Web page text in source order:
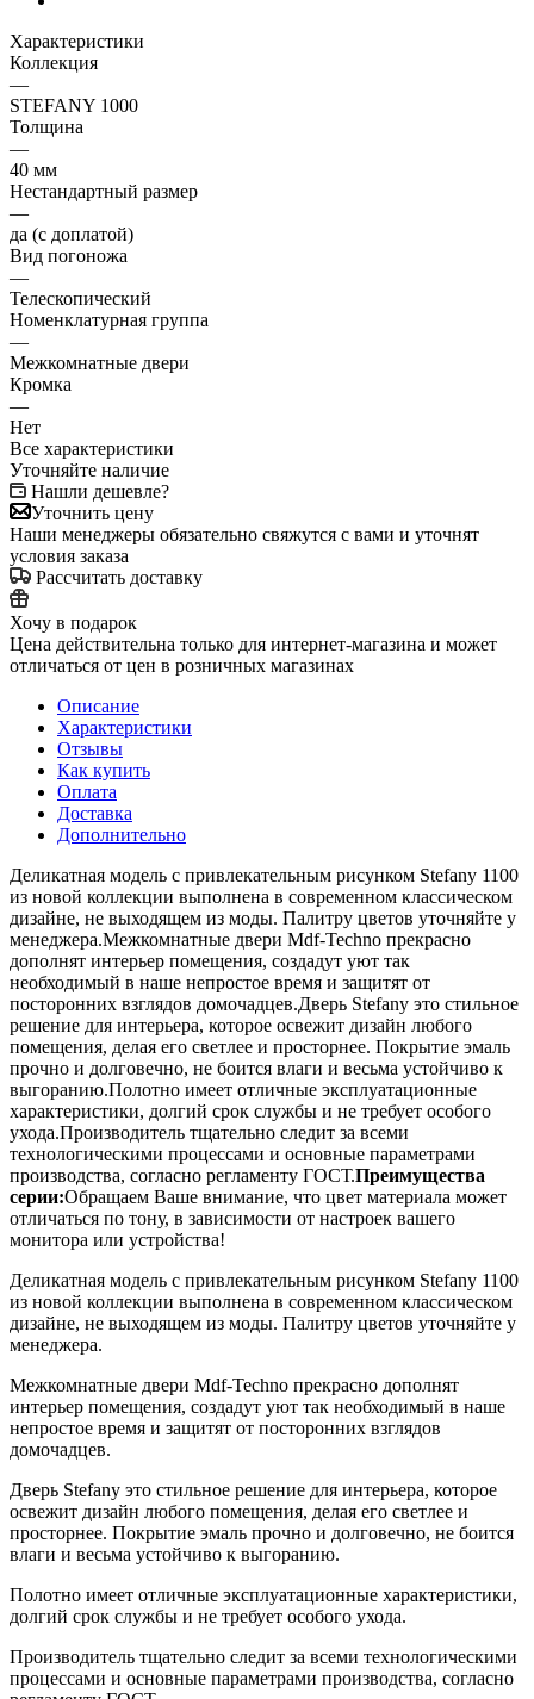
Характеристики
Коллекция
—
STEFANY 1000
Толщина
—
40 мм
Нестандартный размер
—
да (с доплатой)
Вид погоножа
—
Телескопический
Номенклатурная группа
—
Межкомнатные двери
Кромка
—
Нет
Все характеристики
Уточняйте наличие
Нашли дешевле?
Уточнить цену
Наши менеджеры обязательно свяжутся с вами и уточнят
условия заказа
Рассчитать доставку
Хочу в подарок
Цена действительна только для интернет-магазина и может
отличаться от цен в розничных магазинах
Описание
Характеристики
Отзывы
Как купить
Оплата
Доставка
Дополнительно
Деликатная модель с привлекательным рисунком Stefany 1100
из новой коллекции выполнена в современном классическом
дизайне, не выходящем из моды. Палитру цветов уточняйте у
менеджера.Межкомнатные двери Mdf-Techno прекрасно
дополнят интерьер помещения, создадут уют так
необходимый в наше непростое время и защитят от
посторонних взглядов домочадцев.Дверь Stefany это стильное
решение для интерьера, которое освежит дизайн любого
помещения, делая его светлее и просторнее. Покрытие эмаль
прочно и долговечно, не боится влаги и весьма устойчиво к
выгоранию.Полотно имеет отличные эксплуатационные
характеристики, долгий срок службы и не требует особого
ухода.Производитель тщательно следит за всеми
технологическими процессами и основные параметрами
производства, согласно регламенту ГОСТ.Преимущества
серии:Обращаем Ваше внимание, что цвет материала может
отличаться по тону, в зависимости от настроек вашего
монитора или устройства!
Деликатная модель с привлекательным рисунком Stefany 1100
из новой коллекции выполнена в современном классическом
дизайне, не выходящем из моды. Палитру цветов уточняйте у
менеджера.
Межкомнатные двери Mdf-Techno прекрасно дополнят
интерьер помещения, создадут уют так необходимый в наше
непростое время и защитят от посторонних взглядов
домочадцев.
Дверь Stefany это стильное решение для интерьера, которое
освежит дизайн любого помещения, делая его светлее и
просторнее. Покрытие эмаль прочно и долговечно, не боится
влаги и весьма устойчиво к выгоранию.
Полотно имеет отличные эксплуатационные характеристики,
долгий срок службы и не требует особого ухода.
Производитель тщательно следит за всеми технологическими
процессами и основные параметрами производства, согласно